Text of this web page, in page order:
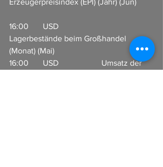
Erzeugerpreisindex (EPI) (Jahr) (Jun)
16:00       USD
Lagerbestände beim Großhandel
(Monat) (Mai)
16:00       USD                     Umsatz der